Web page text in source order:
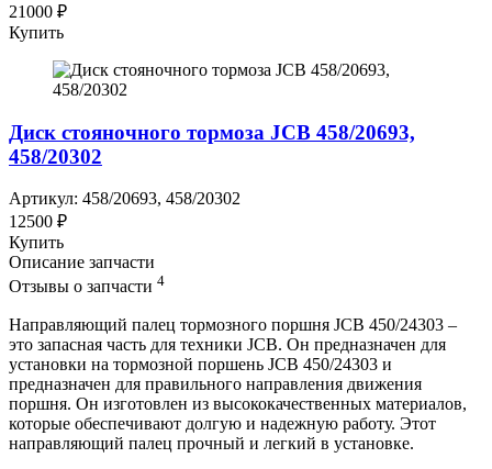
21000 ₽
Купить
Диск стояночного тормоза JCB 458/20693,
458/20302
Артикул: 458/20693, 458/20302
12500 ₽
Купить
Описание запчасти
Отзывы о запчасти 4
Направляющий палец тормозного поршня JCB 450/24303 –
это запасная часть для техники JCB. Он предназначен для
установки на тормозной поршень JCB 450/24303 и
предназначен для правильного направления движения
поршня. Он изготовлен из высококачественных материалов,
которые обеспечивают долгую и надежную работу. Этот
направляющий палец прочный и легкий в установке.